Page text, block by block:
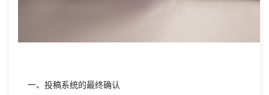
一、投稿系统的最终确认